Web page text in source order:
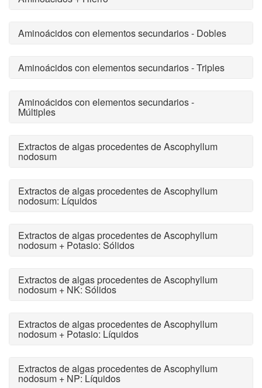
Aminoácidos con elementos secundarios - Dobles
Aminoácidos con elementos secundarios - Triples
Aminoácidos con elementos secundarios -
Múltiples
Extractos de algas procedentes de Ascophyllum
nodosum
Extractos de algas procedentes de Ascophyllum
nodosum: Líquidos
Extractos de algas procedentes de Ascophyllum
nodosum + Potasio: Sólidos
Extractos de algas procedentes de Ascophyllum
nodosum + NK: Sólidos
Extractos de algas procedentes de Ascophyllum
nodosum + Potasio: Líquidos
Extractos de algas procedentes de Ascophyllum
nodosum + NP: Líquidos